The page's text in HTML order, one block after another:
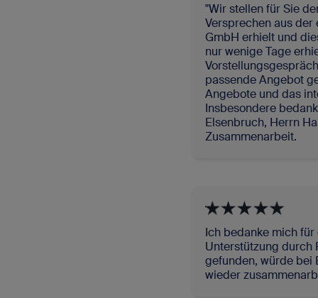
"Wir stellen für Sie
Versprechen aus
GmbH erhielt und
nur wenige Tage
passende Angebot
Angebote und das
Insbesondere
Elsenbruch, Herrn
Zusammenarbeit.
Ich bedanke mich
Unterstützung durch
gefunden, würde bei
wieder